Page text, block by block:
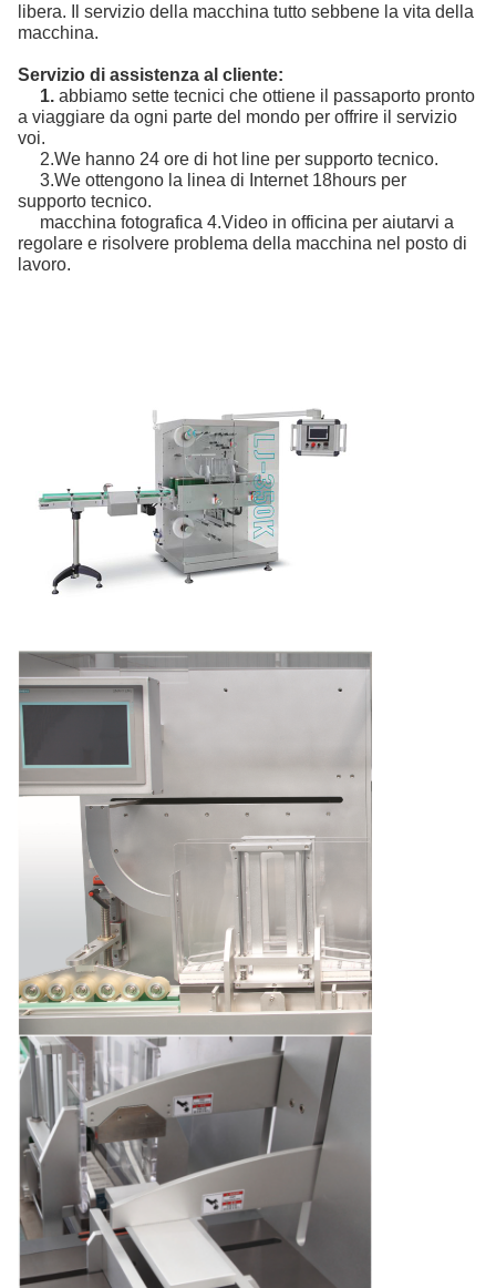
libera. Il servizio della macchina tutto sebbene la vita della
macchina.
Servizio di assistenza al cliente:
1. abbiamo sette tecnici che ottiene il passaporto pronto
a viaggiare da ogni parte del mondo per offrire il servizio
voi.
2.We hanno 24 ore di hot line per supporto tecnico.
3.We ottengono la linea di Internet 18hours per
supporto tecnico.
macchina fotografica 4.Video in officina per aiutarvi a
regolare e risolvere problema della macchina nel posto di
lavoro.